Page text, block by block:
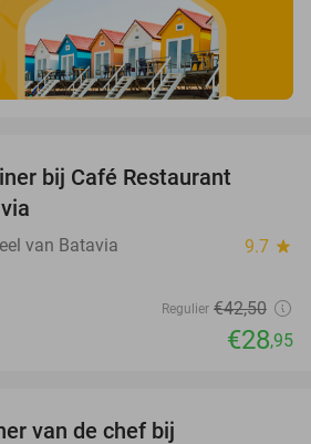
bij Café Restaurant
van Batavia 9.7 star
Regulier €42,50
€28,95
van de chef bij